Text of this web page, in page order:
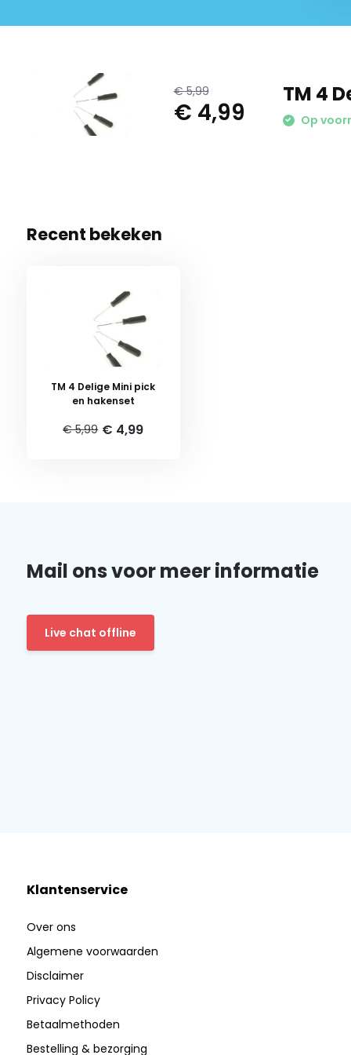
€ 5,99
€ 4,99
TM 4
Op
Recent bekeken
TM 4 Delige Mini pick
en hakenset
€ 5,99 € 4,99
Mail ons voor meer informatie
Live chat offline
Klantenservice
Over ons
Algemene voorwaarden
Disclaimer
Privacy Policy
Betaalmethoden
Bestelling & bezorging